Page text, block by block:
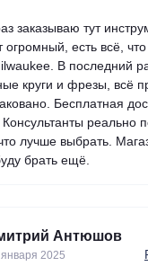
заказываю тут
огромный, есть всё,
В последний
круги и фрезы, всё
Бесплатная
реально
лучше выбрать.
брать ещё.
Антюшов
2025